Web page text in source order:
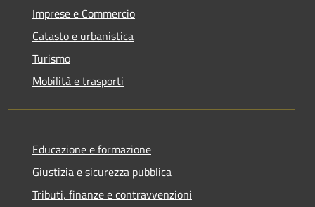
Imprese e Commercio
Catasto e urbanistica
Turismo
Mobilità e trasporti
Educazione e formazione
Giustizia e sicurezza pubblica
Tributi, finanze e contravvenzioni